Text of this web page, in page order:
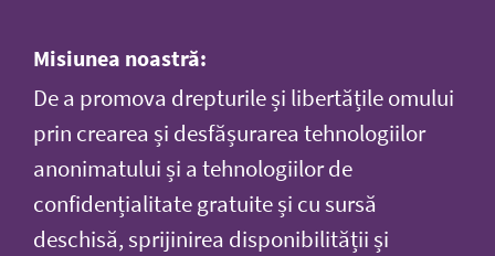
Misiunea noastră:
De a promova drepturile și libertățile omului
prin crearea și desfășurarea tehnologiilor
anonimatului și a tehnologiilor de
confidențialitate gratuite și cu sursă
deschisă, sprijinirea disponibilității și